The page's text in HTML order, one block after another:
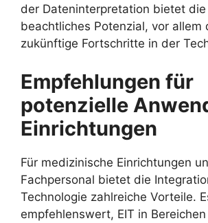
der Dateninterpretation bietet die
beachtliches Potenzial, vor allem
zukünftige Fortschritte in der
Empfehlungen für
potenzielle
Einrichtungen
Für medizinische Einrichtungen
Fachpersonal bietet die
Technologie zahlreiche Vorteile.
empfehlenswert, EIT in